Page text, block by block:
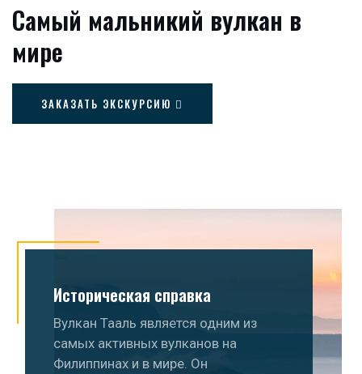
Самый мальникий вулкан в
мире
ЗАКАЗАТЬ ЭКСКУРСИЮ
Историческая справка
Вулкан Тааль является одним из
самых активных вулканов на
Филиппинах и в мире. Он